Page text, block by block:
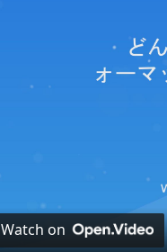
Watch on